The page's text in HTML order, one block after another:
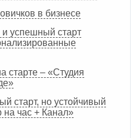
в бизнесе
успешный старт
старте – «Студия
старт, но устойчивый
на час + Канал»